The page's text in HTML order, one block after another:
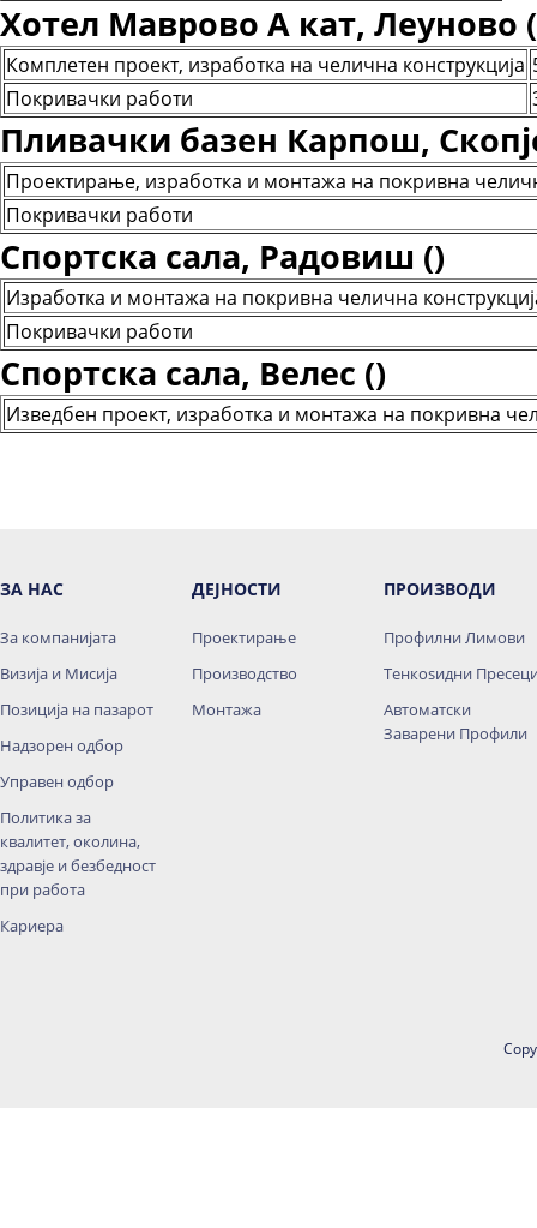
Хотел Маврово А кат, Леуново
Комплетен проект, изработка на челична конструкција
Покривачки работи
Пливачки базен Карпош,
Проектирање, изработка и монтажа на покривна
Покривачки работи
Спортска сала, Радовиш ()
Изработка и монтажа на покривна челична
Покривачки работи
Спортска сала, Велес ()
Изведбен проект, изработка и монтажа на покривна
ЗА НАС
За компанијата
Визија и Мисија
Позиција на пазарот
Надзорен одбор
Управен одбор
Политика за
квалитет, околина,
здравје и безбедност
при работа
Кариера
ДЕЈНОСТИ
Проектирање
Производство
Монтажа
ПРОИЗВОДИ
Профилни Лимови
Тенкоѕидни
Автоматски
Заварени Профили